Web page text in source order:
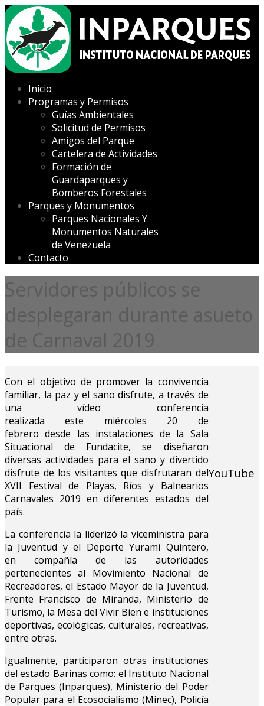
Inicio
Programas y Permisos
Guías Ambientales
Solicitud de Permisos
Amigos del Parque
Cartelera de Actividades
Formación de
Guardaparques y
Bomberos Forestales
Parques y Monumentos
Parques Nacionales Y
Monumentos Naturales
de Venezuela
Contacto
Servidores públicos se
desplegaran durante asueto
de Carnaval 2019
Con el objetivo de promover la convivencia
familiar, la paz y el sano disfrute, a través de
una vídeo conferencia
realizada este miércoles 20 de
febrero desde las instalaciones de la Sala
Situacional de Fundacite, se diseñaron
diversas actividades para el sano y divertido
disfrute de los visitantes que disfrutaran del
XVII Festival de Playas, Ríos y Balnearios
Carnavales 2019 en diferentes estados del
país.
La conferencia la liderizó la viceministra para
la Juventud y el Deporte Yurami Quintero,
en compañía de las autoridades
pertenecientes al Movimiento Nacional de
Recreadores, el Estado Mayor de la Juventud,
Frente Francisco de Miranda, Ministerio de
Turismo, la Mesa del Vivir Bien e instituciones
deportivas, ecológicas, culturales, recreativas,
entre otras.
Igualmente, participaron otras instituciones
del estado Barinas como: el Instituto Nacional
de Parques (Inparques), Ministerio del Poder
Popular para el Ecosocialismo (Minec), Policía
YouTube